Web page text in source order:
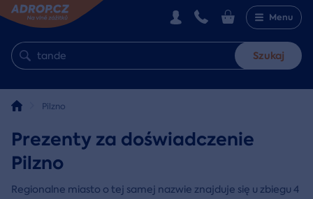
Menu
Szukaj
Pilzno
Prezenty za doświadczenie
Pilzno
Regionalne miasto o tej samej nazwie znajduje się u zbiegu 4